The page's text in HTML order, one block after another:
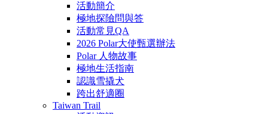
活動簡介
極地探險問與答
活動常見QA
2026 Polar大使甄選辦法
Polar 人物故事
極地生活指南
認識雪撬犬
跨出舒適圈
Taiwan Trail